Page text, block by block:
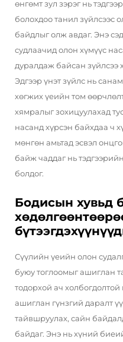
өнгөмт зул зэрэг нь
болохдоо танил зүйлсээс
байдлыг олж авдаг. Энэ
судлаачид олон хүмүүс
дуралдаж байсан зүйлсээ
Эдгээр үнэт зүйлс нь
хөгжих үеийн том
хямралыг зохицуулахад
насанд хүрсэн байхдаа ч
мөнгөн амьтад эсвэл
байж чаддаг нь
болдог.
Бодисын хувьд
Сүүлийн үеийн олон
буюу тоглоомыг ашиглан
тодорхой ач
ашиглан гүнзгий даралт
тайвшруулах, сайн
байдаг. Энэ нь хүний